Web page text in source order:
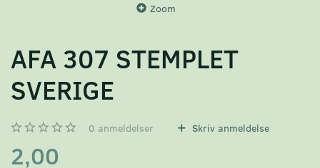
Zoom
AFA 307 STEMPLET
SVERIGE
0 anmeldelser Skriv anmeldelse
2,00